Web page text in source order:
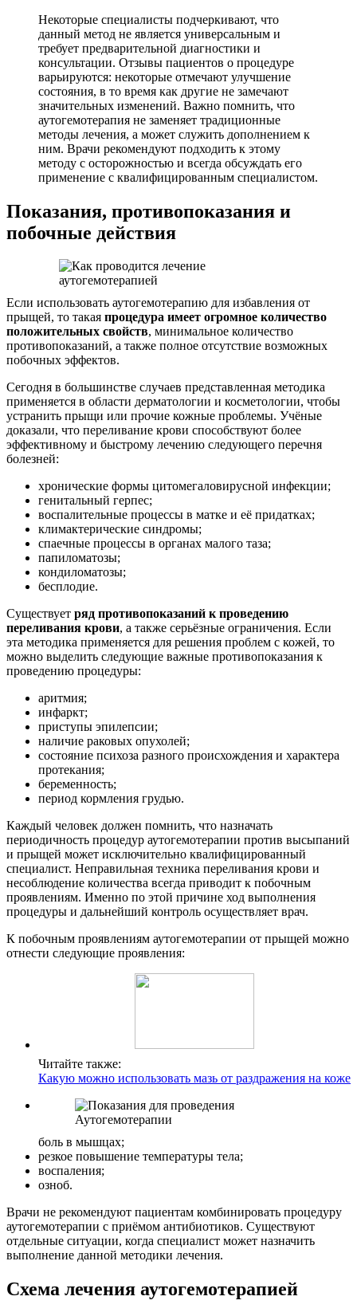
Некоторые специалисты подчеркивают, что
данный метод не является универсальным и
требует предварительной диагностики и
консультации. Отзывы пациентов о процедуре
варьируются: некоторые отмечают улучшение
состояния, в то время как другие не замечают
значительных изменений. Важно помнить, что
аутогемотерапия не заменяет традиционные
методы лечения, а может служить дополнением к
ним. Врачи рекомендуют подходить к этому
методу с осторожностью и всегда обсуждать его
применение с квалифицированным специалистом.
Показания, противопоказания и
побочные действия
Если использовать аутогемотерапию для избавления от
прыщей, то такая процедура имеет огромное количество
положительных свойств, минимальное количество
противопоказаний, а также полное отсутствие возможных
побочных эффектов.
Сегодня в большинстве случаев представленная методика
применяется в области дерматологии и косметологии, чтобы
устранить прыщи или прочие кожные проблемы. Учёные
доказали, что переливание крови способствуют более
эффективному и быстрому лечению следующего перечня
болезней:
хронические формы цитомегаловирусной инфекции;
генитальный герпес;
воспалительные процессы в матке и её придатках;
климактерические синдромы;
спаечные процессы в органах малого таза;
папиломатозы;
кондиломатозы;
бесплодие.
Существует ряд противопоказаний к проведению
переливания крови, а также серьёзные ограничения. Если
эта методика применяется для решения проблем с кожей, то
можно выделить следующие важные противопоказания к
проведению процедуры:
аритмия;
инфаркт;
приступы эпилепсии;
наличие раковых опухолей;
состояние психоза разного происхождения и характера
протекания;
беременность;
период кормления грудью.
Каждый человек должен помнить, что назначать
периодичность процедур аутогемотерапии против высыпаний
и прыщей может исключительно квалифицированный
специалист. Неправильная техника переливания крови и
несоблюдение количества всегда приводит к побочным
проявлениям. Именно по этой причине ход выполнения
процедуры и дальнейший контроль осуществляет врач.
К побочным проявлениям аутогемотерапии от прыщей можно
отнести следующие проявления:
Читайте также:
Какую можно использовать мазь от раздражения на коже
боль в мышцах;
резкое повышение температуры тела;
воспаления;
озноб.
Врачи не рекомендуют пациентам комбинировать процедуру
аутогемотерапии с приёмом антибиотиков. Существуют
отдельные ситуации, когда специалист может назначить
выполнение данной методики лечения.
Схема лечения аутогемотерапией